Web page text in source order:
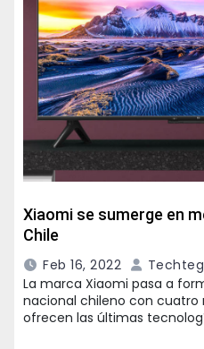
Xiaomi se sumerge en
Chile
Feb 16, 2022
La marca Xiaomi pasa a
nacional chileno con cuatro
ofrecen las últimas